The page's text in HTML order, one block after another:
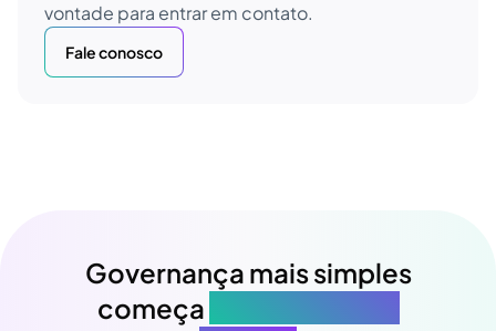
vontade para entrar em contato.
Fale conosco
Governança mais simples
começa